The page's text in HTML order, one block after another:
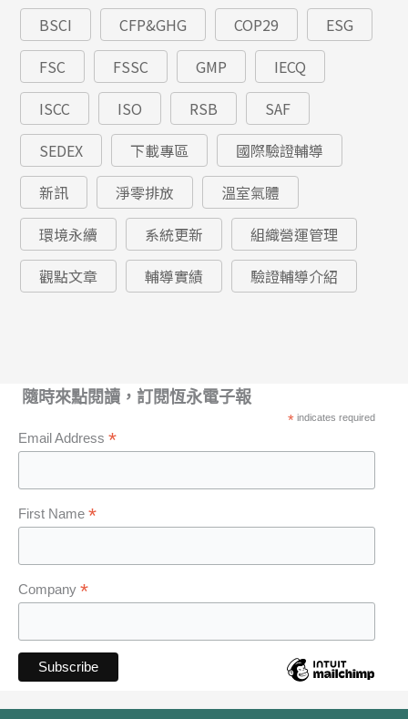
BSCI CFP&GHG COP29
ESG
FSC
FSSC GMP
IECQ
ISCC
ISO RSB
SAF
SEDEX
下載專區
國際驗證輔導
新訊
淨零排放
溫室氣體
環境永續
系統更新
組織營運管理
觀點文章
輔導實績 驗證輔導介紹
隨時來點閱讀，訂閱恆永電子報
*indicates required
Email Address *
First Name *
Company *